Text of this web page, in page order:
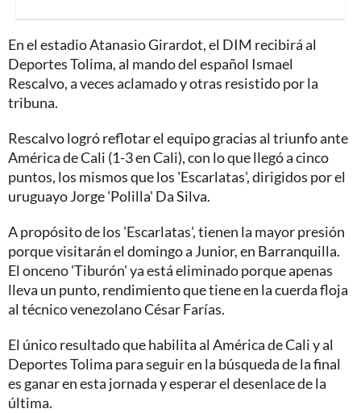
En el estadio Atanasio Girardot, el DIM recibirá al
Deportes Tolima, al mando del español Ismael
Rescalvo, a veces aclamado y otras resistido por la
tribuna.
Rescalvo logró reflotar el equipo gracias al triunfo ante
América de Cali (1-3 en Cali), con lo que llegó a cinco
puntos, los mismos que los 'Escarlatas', dirigidos por el
uruguayo Jorge 'Polilla' Da Silva.
A propósito de los 'Escarlatas', tienen la mayor presión
porque visitarán el domingo a Junior, en Barranquilla.
El onceno 'Tiburón' ya está eliminado porque apenas
lleva un punto, rendimiento que tiene en la cuerda floja
al técnico venezolano César Farías.
El único resultado que habilita al América de Cali y al
Deportes Tolima para seguir en la búsqueda de la final
es ganar en esta jornada y esperar el desenlace de la
última.